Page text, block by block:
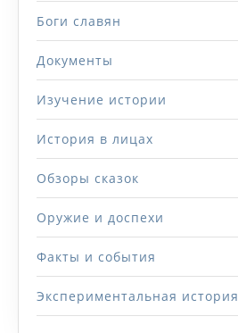
Боги славян
Документы
Изучение истории
История в лицах
Обзоры сказок
Оружие и доспехи
Факты и события
Экспериментальная история